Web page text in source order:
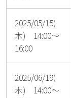
2025/05/15(
木) 14:00～
16:00
2025/06/19(
木) 14:00～